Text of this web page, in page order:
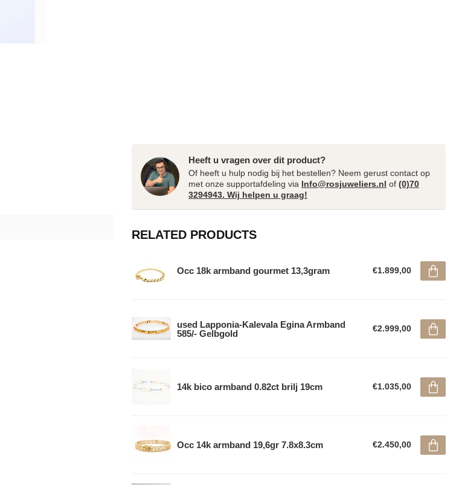
Heeft u vragen over dit product?
Of heeft u hulp nodig bij het bestellen? Neem gerust contact op
met onze supportafdeling via Info@rosjuweliers.nl of (0)70
3294943. Wij helpen u graag!
RELATED PRODUCTS
Occ 18k armband gourmet 13,3gram €1.899,00
used Lapponia-Kalevala Egina Armband
585/- Gelbgold
€2.999,00
14k bico armband 0.82ct brilj 19cm €1.035,00
Occ 14k armband 19,6gr 7.8x8.3cm €2.450,00